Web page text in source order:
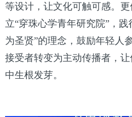
等设计，让文化可触可感。
立“穿珠心学青年研究院”，
为圣贤”的理念，鼓励年轻人
接受者转变为主动传播者，
中生根发芽。